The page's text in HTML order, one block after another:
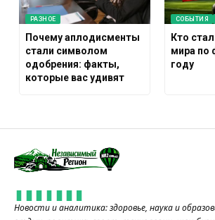
РАЗНОЕ
Почему аплодисменты
стали символом
одобрения: факты,
которые вас удивят
СОБЫТИЯ
Кто
мира по
году
Новости и аналитика: здоровье, наука и